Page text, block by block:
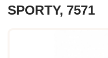
SPORTY, 7571